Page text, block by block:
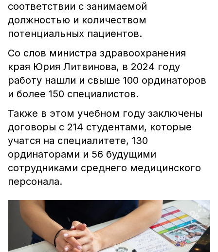
соответствии с занимаемой
должностью и количеством
потенциальных пациентов.
Со слов министра здравоохранения
края Юрия Литвинова, в 2024 году
работу нашли и свыше 100 ординаторов
и более 150 специалистов.
Также в этом учебном году заключены
договоры с 214 студентами, которые
учатся на специалитете, 130
ординаторами и 56 будущими
сотрудниками среднего медицинского
персонала.